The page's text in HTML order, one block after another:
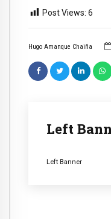
Hugo Amanque Chaiña
Left
Left Banner
Post Views: 6